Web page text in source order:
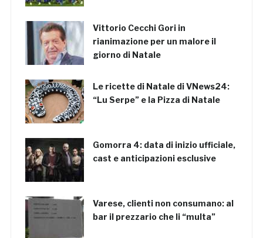
Vittorio Cecchi Gori in
rianimazione per un malore il
giorno di Natale
Le ricette di Natale di VNews24:
“Lu Serpe” e la Pizza di Natale
Gomorra 4: data di inizio ufficiale,
cast e anticipazioni esclusive
Varese, clienti non consumano: al
bar il prezzario che li “multa”